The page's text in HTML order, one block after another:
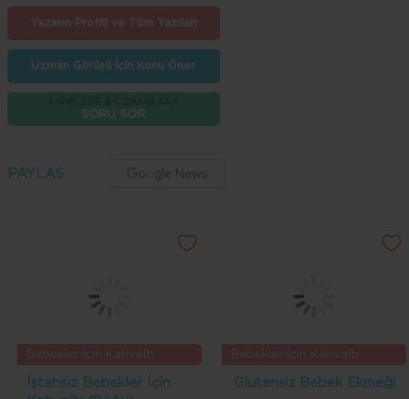
Uzman Görüşü İçin Konu Öner
SORU SOR
PAYLAŞ
Tarifleri
İştahsız Bebekler İçin
Tarifleri
Glutensiz Bebek Ekmeği